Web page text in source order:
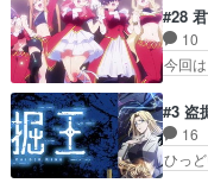
を笑
がど
行き
の存
秘密
って
バイ
うご
話が
止め
#28
10
今回
カノ
なの
役で
リー
#3 盗
16
ひっ